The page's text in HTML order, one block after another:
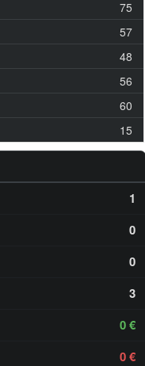
75
57
48
56
60
15
1
0
0
3
0 €
0 €